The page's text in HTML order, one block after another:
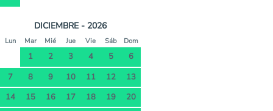
DICIEMBRE - 2026
Lun Mar Mié Jue Vie Sáb Dom
1 2 3 4 5
6
7
8 9 10 11 12
13
14
15 16 17 18 19
20